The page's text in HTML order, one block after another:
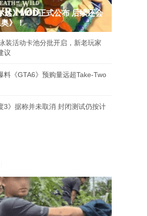
达》MOD正式公布 后续还会
》！
装活动卡池分批开启，新老玩家
议
料《GTA6》预购量远超Take-Two
3》据称并未取消 封闭测试仍按计